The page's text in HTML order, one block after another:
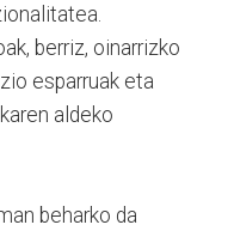
berriz, oinarrizko
esparruak eta
aldeko
beharko da